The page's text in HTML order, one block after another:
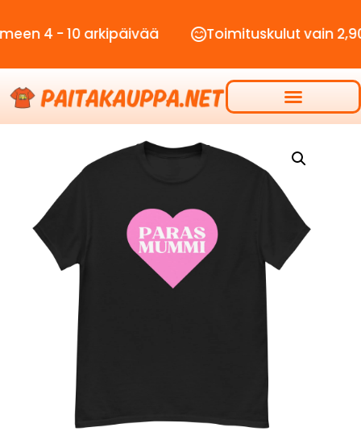
10 arkipäivää Toimituskulut vain 2,90€